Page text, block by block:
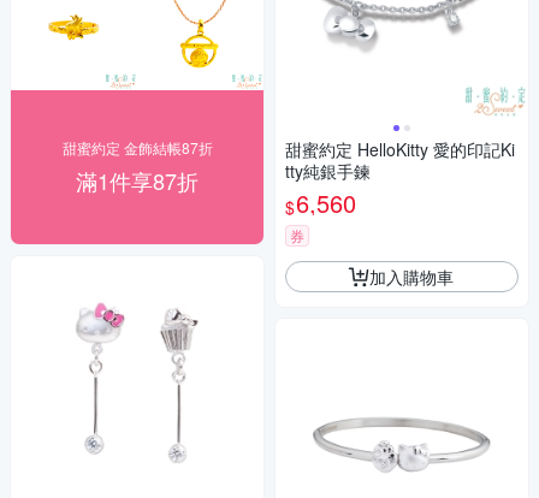
甜蜜約定 金飾結帳87折
滿1件享87折
甜蜜約定 HelloKitty 愛的印記Ki
tty純銀手鍊
$6,560
券
加入購物車